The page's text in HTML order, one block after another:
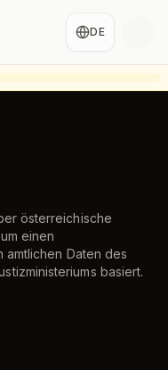
DE
österreichische
einen
Daten des
basiert.